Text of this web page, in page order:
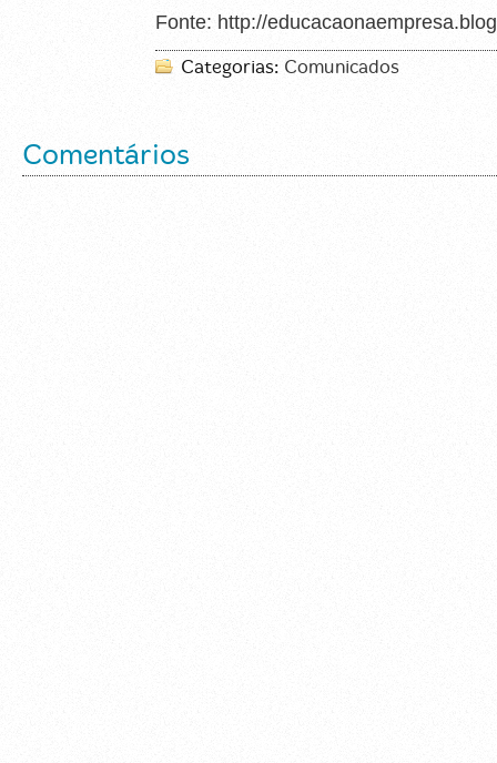
Fonte: http://
Categorias: Comunicados
Comentários